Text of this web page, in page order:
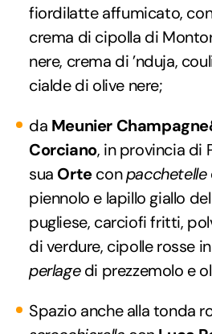
fiordilatte affumicato,
crema di cipolla di
nere, crema di ’nduja,
cialde di olive nere;
da Meunier
Corciano, in provincia di
sua Orteconpacchetelle
piennolo e lapillo giallo
pugliese, carciofi fritti,
di verdure, cipolle rosse
perlagedi prezzemolo e
Spazio anche alla tonda